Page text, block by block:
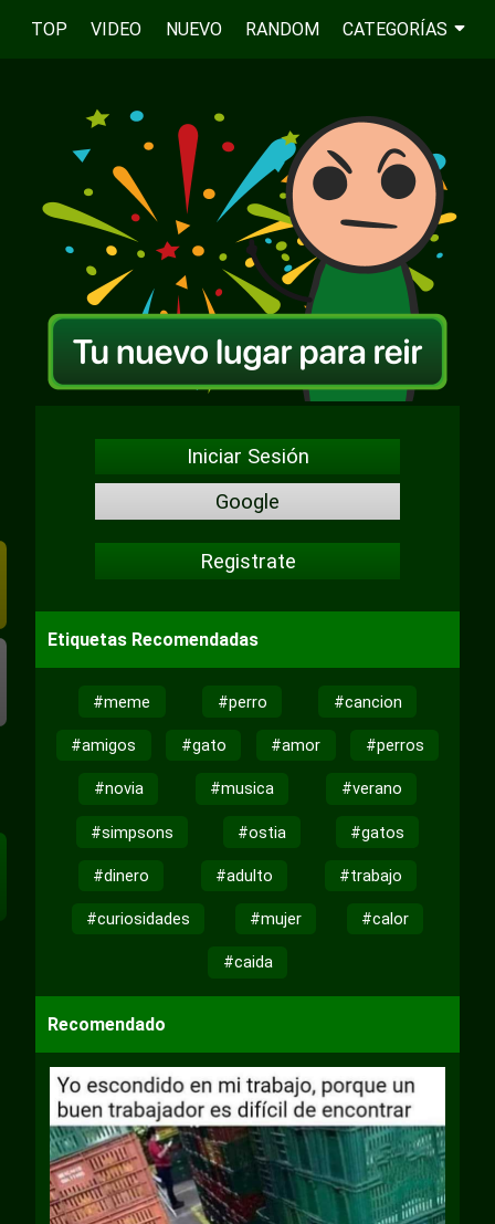
TOP VIDEO NUEVO RANDOM CATEGORÍAS
Iniciar Sesión
Google
Registrate
Etiquetas Recomendadas
#meme #perro #cancion
#amigos #gato #amor #perros
#novia #musica #verano
#simpsons #ostia #gatos
#dinero #adulto #trabajo
#curiosidades #mujer #calor
#caida
Recomendado